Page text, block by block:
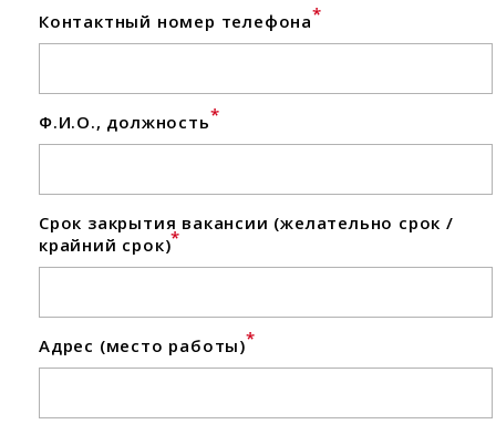
Контактный номер телефона*
Ф.И.О., должность*
Срок закрытия вакансии (желательно срок /
крайний срок)*
Адрес (место работы)*